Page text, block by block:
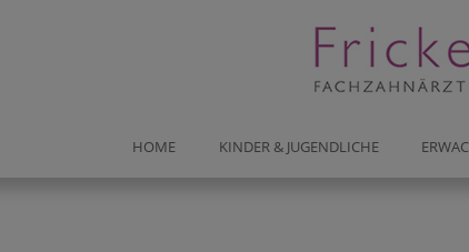
HOME KINDER & JUGENDLICHE